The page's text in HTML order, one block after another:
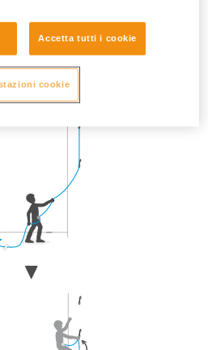
Accetta tutti i cookie
cookie